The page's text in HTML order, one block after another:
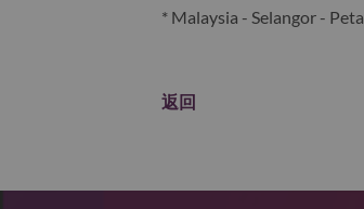
* Malaysia - Selangor -
返回